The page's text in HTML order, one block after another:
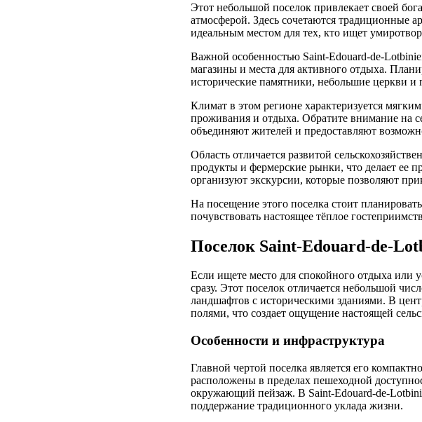
Этот небольшой поселок привлекает своей
атмосферой. Здесь сочетаются традиционные
идеальным местом для тех, кто ищет
Важной особенностью Saint-Edouard-de-
магазины и места для активного отдыха.
исторические памятники, небольшие церкви и
Климат в этом регионе характеризуется
проживания и отдыха. Обратите внимание на
объединяют жителей и предоставляют
Область отличается развитой
продукты и фермерские рынки, что делает ее
организуют экскурсии, которые позволяют
На посещение этого поселка стоит
почувствовать настоящее тёплое
Поселок Saint-Edouard-de-
Если ищете место для спокойного отдыха или
сразу. Этот поселок отличается небольшой
ландшафтов с историческими зданиями. В
полями, что создает ощущение настоящей
Особенности и инфраструктура
Главной чертой поселка является его
расположены в пределах пешеходной
окружающий пейзаж. В Saint-Edouard-de-
поддержание традиционного уклада жизни.